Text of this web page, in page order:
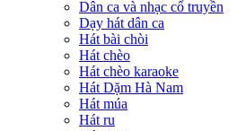
Dân ca và nhạc cổ truyền
Dạy hát dân ca
Hát bài chòi
Hát chèo
Hát chèo karaoke
Hát Dặm Hà Nam
Hát múa
Hát ru